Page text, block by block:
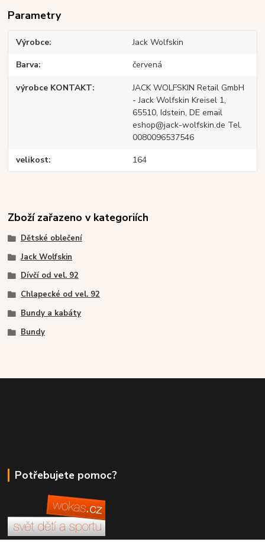
Parametry
Výrobce Jack Wolfskin
Barva červená
výrobce KONTAKT
JACK WOLFSKIN Retail GmbH
- Jack Wolfskin Kreisel 1,
65510, Idstein, DE email
eshop@jack-wolfskin.de Tel.
0080096537546
velikost 164
Zboží zařazeno v kategoriích
Dětské oblečení
Jack Wolfskin
Dívčí od vel. 92
Chlapecké od vel. 92
Bundy a kabáty
Bundy
Potřebujete pomoc?